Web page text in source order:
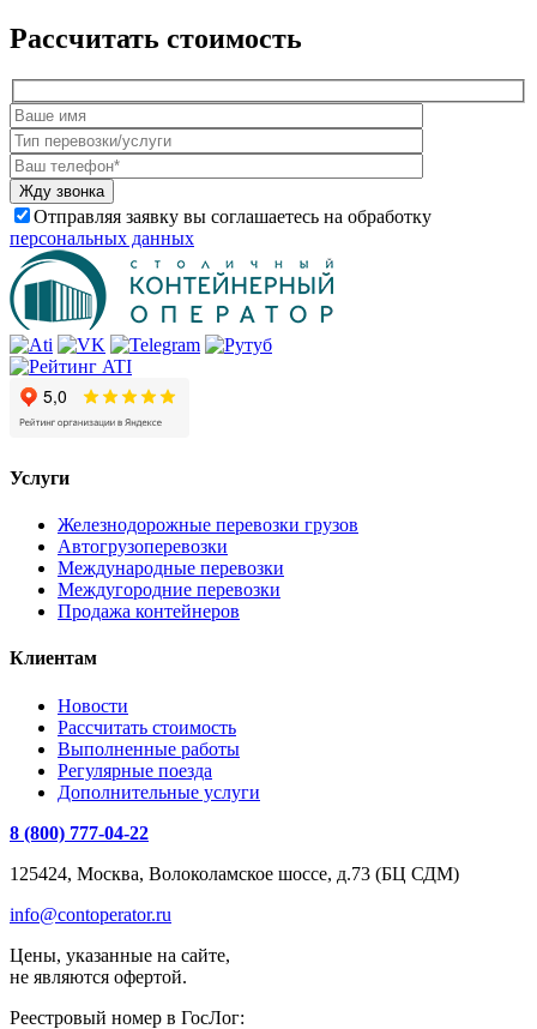
Рассчитать стоимость
Отправляя заявку вы соглашаетесь на обработку
персональных данных
Услуги
Железнодорожные перевозки грузов
Автогрузоперевозки
Международные перевозки
Междугородние перевозки
Продажа контейнеров
Клиентам
Новости
Рассчитать стоимость
Выполненные работы
Регулярные поезда
Дополнительные услуги
8 (800) 777-04-22
125424, Москва, Волоколамское шоссе, д.73 (БЦ СДМ)
info@contoperator.ru
Цены, указанные на сайте,
не являются офертой.
Реестровый номер в ГосЛог: